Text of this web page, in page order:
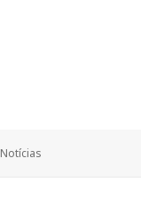
Categorias
Notícias